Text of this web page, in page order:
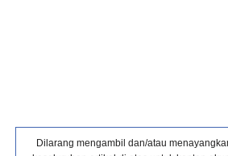
Dilarang mengambil dan/atau